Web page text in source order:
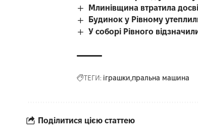
Млинівщина втратила
Будинок у Рівному
У соборі Рівного
ТЕГИ: іграшки пральна машина
Поділитися цією статтею